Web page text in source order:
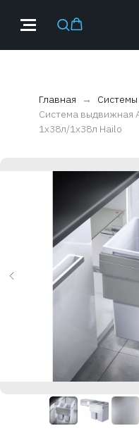
Главная
Система выдвижная
1х38л/1х38л Hailo